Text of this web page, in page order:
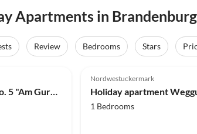
Apartments in Brandenburg
Review Bedrooms Stars
Top-Listing
Nordwestuckermark
Holiday apartment
1 Bedrooms